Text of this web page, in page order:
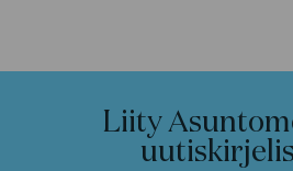
Liity